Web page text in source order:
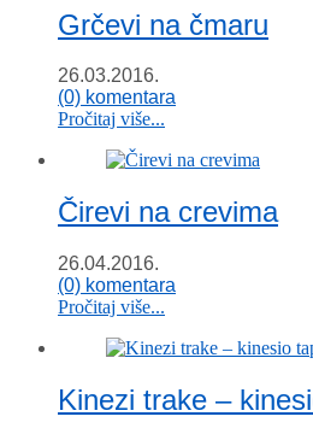
Grčevi na čmaru
26.03.2016.
(0) komentara
Pročitaj više...
Čirevi na crevima
26.04.2016.
(0) komentara
Pročitaj više...
Kinezi trake –